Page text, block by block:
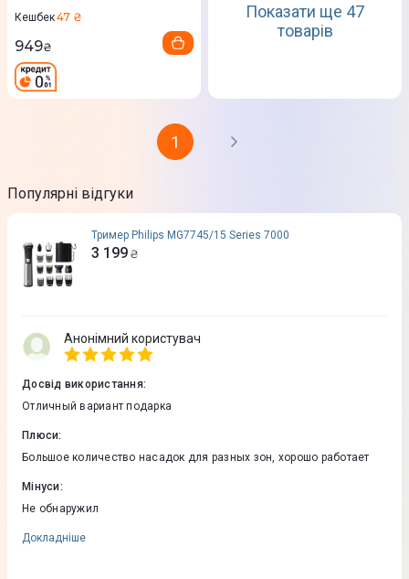
Кешбек47 ₴
949₴
Показати ще 47
товарів
1
Популярні відгуки
Тример Philips MG7745/15 Series 7000
3 199 ₴
Анонімний користувач
Досвід використання:
Отличный вариант подарка
Плюси:
Большое количество насадок для разных зон, хорошо работает
Мінуси:
Не обнаружил
Докладніше